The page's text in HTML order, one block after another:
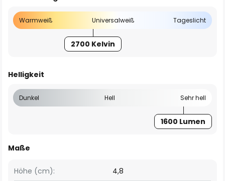
Warmweiß Universalweiß Tageslicht
2700 Kelvin
Helligkeit
Dunkel Hell Sehr hell
1600 Lumen
Maße
Höhe (cm): 4,8